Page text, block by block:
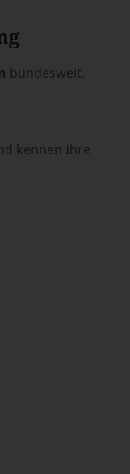
bundesweit.
kennen Ihre